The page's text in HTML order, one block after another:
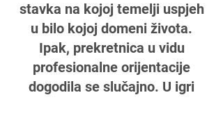
stavka na kojoj temelji uspjeh
u bilo kojoj domeni života.
Ipak, prekretnica u vidu
profesionalne orijentacije
dogodila se slučajno. U igri